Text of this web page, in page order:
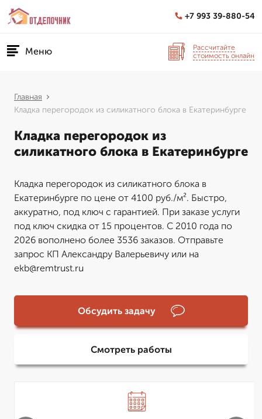
+7 993 39-880-54
Меню
Рассчитайте
стоимость онлайн
Главная
Кладка перегородок из силикатного блока в Екатеринбурге
Кладка перегородок из
силикатного блока в Екатеринбурге
Кладка перегородок из силикатного блока в
Екатеринбурге по цене от 4100 руб./м². Быстро,
аккуратно, под ключ с гарантией. При заказе услуги
под ключ скидка от 15 процентов. С 2010 года по
2026 вополнено более 3536 заказов. Отправьте
запрос КП Александру Валерьевичу или на
ekb@remtrust.ru
Обсудить задачу
Смотреть работы